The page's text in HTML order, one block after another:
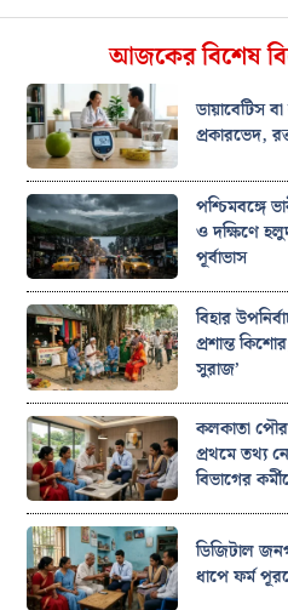
আজকের বিশেষ
ডায়াবেটিস
প্রকারভেদ,
পশ্চিমবঙ্গে
ও দক্ষিণে
পূর্বাভাস
বিহার
প্রশান্ত
সুরাজ’
কলকাতা
প্রথমে তথ্য
বিভাগের
ডিজিটাল
ধাপে ফর্ম